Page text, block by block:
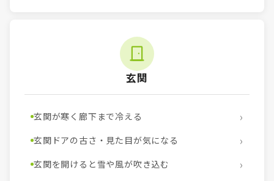
玄関
玄関が寒く廊下まで冷える
玄関ドアの古さ・見た目が気になる
玄関を開けると雪や風が吹き込む